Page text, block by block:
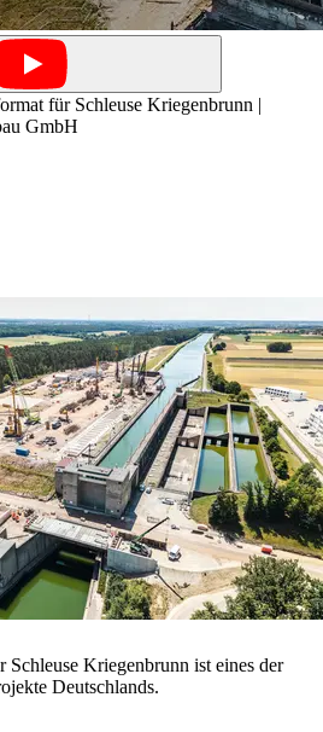
für Schleuse Kriegenbrunn |
GmbH
Schleuse Kriegenbrunn ist eines der
Deutschlands.